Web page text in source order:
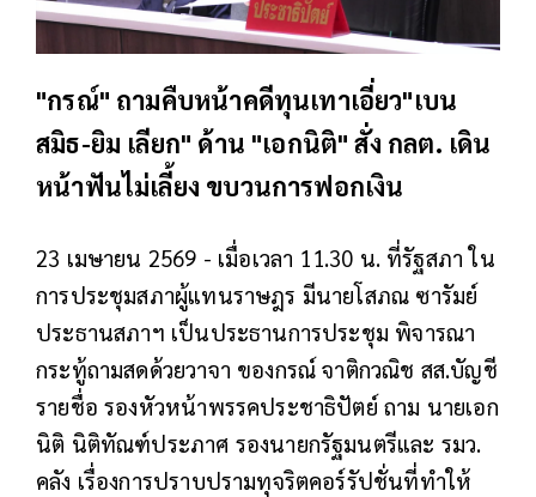
"กรณ์" ถามคืบหน้าคดีทุนเทาเอี่ยว"เบน
สมิธ-ยิม เลียก" ด้าน "เอกนิติ" สั่ง กลต. เดิน
หน้าฟันไม่เลี้ยง ขบวนการฟอกเงิน
23 เมษายน 2569 - เมื่อเวลา 11.30 น. ที่รัฐสภา ใน
การประชุมสภาผู้แทนราษฎร มีนายโสภณ ซารัมย์
ประธานสภาฯ เป็นประธานการประชุม พิจารณา
กระทู้ถามสดด้วยวาจา ของกรณ์ จาติกวณิช สส.บัญชี
รายชื่อ รองหัวหน้าพรรคประชาธิปัตย์ ถาม นายเอก
นิติ นิติทัณฑ์ประภาศ รองนายกรัฐมนตรีและ รมว.
คลัง เรื่องการปราบปรามทุจริตคอร์รัปชั่นที่ทำให้